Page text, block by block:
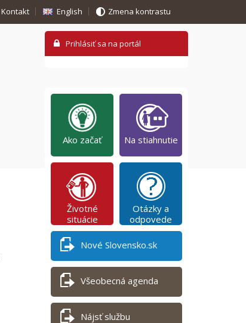
Kontakt English Zmena kontrastu
Ako začať Na stiahnutie
Životné
situácie
Otázky a
odpovede
Nové Slovensko.sk
Všeobecná agenda
Nájsť službu